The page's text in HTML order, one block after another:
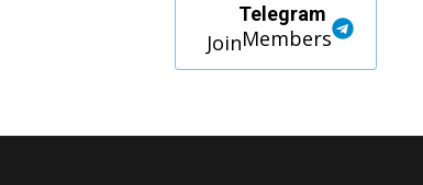
Telegram
Members
Join